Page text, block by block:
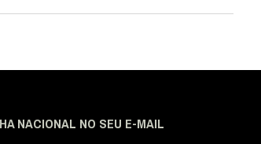
NACIONAL NO SEU E-MAIL